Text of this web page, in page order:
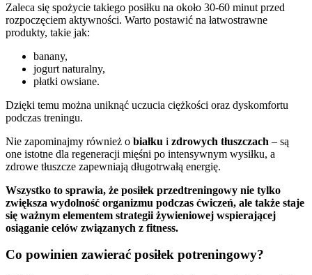
Zaleca się spożycie takiego posiłku na około 30-60 minut przed
rozpoczęciem aktywności. Warto postawić na łatwostrawne
produkty, takie jak:
banany,
jogurt naturalny,
płatki owsiane.
Dzięki temu można uniknąć uczucia ciężkości oraz dyskomfortu
podczas treningu.
Nie zapominajmy również o białku i zdrowych tłuszczach – są
one istotne dla regeneracji mięśni po intensywnym wysiłku, a
zdrowe tłuszcze zapewniają długotrwałą energię.
Wszystko to sprawia, że posiłek przedtreningowy nie tylko
zwiększa wydolność organizmu podczas ćwiczeń, ale także staje
się ważnym elementem strategii żywieniowej wspierającej
osiąganie celów związanych z fitness.
Co powinien zawierać posiłek potreningowy?